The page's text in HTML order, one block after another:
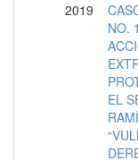
2019
NO.
EL